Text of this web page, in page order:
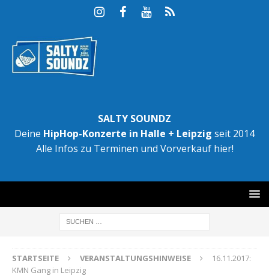
SALTY SOUNDZ
Deine HipHop-Konzerte in Halle + Leipzig seit 2014
Alle Infos zu Terminen und Vorverkauf hier!
STARTSEITE VERANSTALTUNGSHINWEISE
16.11.2017:
KMN Gang in Leipzig